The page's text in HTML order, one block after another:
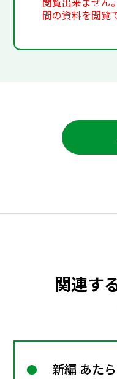
間の資料を閲覧
関連す
新編 あた